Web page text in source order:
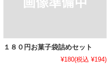
１８０円お菓子袋詰めセット
¥180(税込 ¥194)